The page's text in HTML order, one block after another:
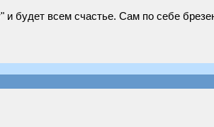
и будет всем счастье. Сам по себе